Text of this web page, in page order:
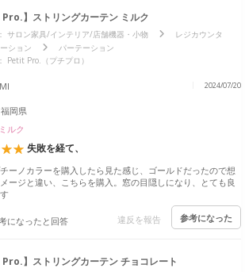
】ストリングカーテン ミルク
サロン家具/インテリア/店舗機器・小物
レジカウンタ
ション
パーテーション
Petit Pro.（プチプロ）
2024/07/20
福岡県
ルク
失敗を経て、
ーノカラーを購入したら見た感じ、ゴールドだったので想
ージと違い、こちらを購入。窓の目隠しになり、とても良
になったと回答 違反を報告 参考になった
】ストリングカーテン チョコレート